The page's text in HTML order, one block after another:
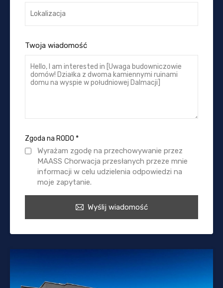
Twoja wiadomość
Zgoda na RODO *
Wyrażam zgodę na przechowywanie przez
MAASS Chorwacja przesłanych przeze mnie
informacji w celu udzielenia odpowiedzi na
moje zapytanie.
Wyślij wiadomość